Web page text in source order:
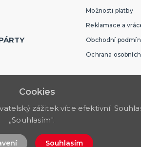
Možnosti platby
Reklamace a
Obchodní
Ochrana
Cookies
zážitek více efektivní.
„Souhlasím".
Souhlasím